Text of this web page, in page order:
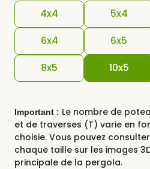
4x4 5x4
6x4
6x5
8x5
10x5
Important : Le nombre de
et de traverses (T) varie en
choisie. Vous pouvez
chaque taille sur les images
principale de la pergola.